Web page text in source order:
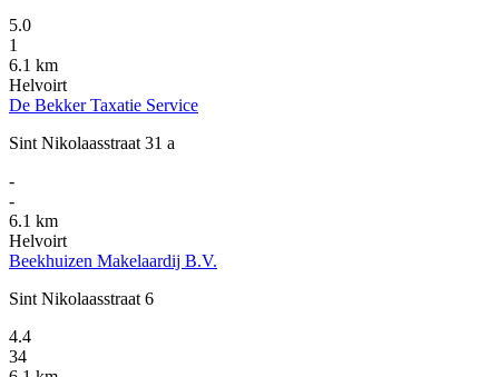
5.0
1
6.1 km
Helvoirt
De Bekker Taxatie Service
Sint Nikolaasstraat 31 a
-
-
6.1 km
Helvoirt
Beekhuizen Makelaardij B.V.
Sint Nikolaasstraat 6
4.4
34